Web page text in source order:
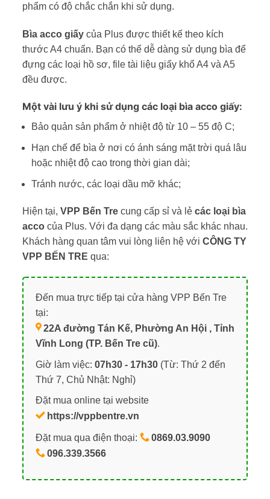
phẩm có độ chắc chắn khi sử dụng.
Bìa acco giấycủa Plus được thiết kế theo kích
thước A4 chuẩn. Bạn có thể dễ dàng sử dụng bìa để
đựng các loại hồ sơ, file tài liệu giấy khổ A4 và A5
đều được.
Một vài lưu ý khi sử dụng các loại bìa acco giấy:
Bảo quản sản phẩm ở nhiệt độ từ 10 – 55 độ C;
Hạn chế để bìa ở nơi có ánh sáng mặt trời quá lâu
hoặc nhiệt độ cao trong thời gian dài;
Tránh nước, các loại dầu mỡ khác;
Hiện tại, VPP Bến Trecung cấp sỉ và lẻ các loại bìa
accocủa Plus. Với đa dạng các màu sắc khác nhau.
Khách hàng quan tâm vui lòng liên hệ với CÔNG TY
VPP BẾN TRE qua:
Đến mua trực tiếp tại cửa hàng VPP Bến Tre
tại:
22A đường Tán Kế, Phường An Hội , Tỉnh
Vĩnh Long (TP. Bến Tre cũ).
Giờ làm việc: 07h30 - 17h30(Từ: Thứ 2 đến
Thứ 7, Chủ Nhật: Nghỉ)
Đặt mua online tại website
https://vppbentre.vn
Đặt mua qua điện thoại:
0869.03.9090
096.339.3566